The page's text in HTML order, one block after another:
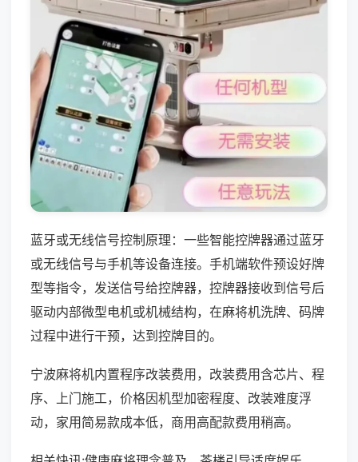
蓝牙或无线信号控制原理：一些智能控牌器通过蓝牙
或无线信号与手机等设备连接。手机端软件预设好牌
型等指令，发送信号给控牌器，控牌器接收到信号后
驱动内部微型电机或机械结构，在麻将机洗牌、码牌
过程中进行干预，达到控牌目的。
宁波麻将机内置程序改装费用，改装费用含芯片、程
序、上门施工，价格因机型加密程度、改装难度浮
动，家用简易款成本低，商用高配款费用稍高。